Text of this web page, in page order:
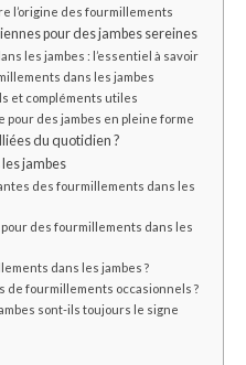
l’origine des fourmillements
pour des jambes sereines
les jambes : l’essentiel à savoir
dans les jambes
et compléments utiles
des jambes en pleine forme
du quotidien ?
jambes
des fourmillements dans les
des fourmillements dans les
dans les jambes ?
de fourmillements occasionnels ?
sont-ils toujours le signe